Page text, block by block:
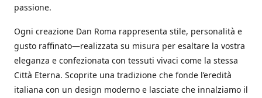
passione.
Ogni creazione Dan Roma rappresenta stile, personalità e
gusto raffinato—realizzata su misura per esaltare la vostra
eleganza e confezionata con tessuti vivaci come la stessa
Città Eterna. Scoprite una tradizione che fonde l’eredità
italiana con un design moderno e lasciate che innalziamo il